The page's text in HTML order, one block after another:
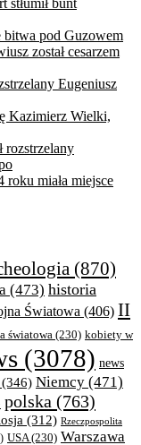
bitwa pod Guzowem
został cesarzem
Eugeniusz
Kazimierz Wielki,
rozstrzelany
roku miała miejsce
(870)
(473) historia
Światowa (406) II
światowa (230) kobiety w
(3078) news
(346) Niemcy (471)
polska (763)
(312) Rzeczpospolita
USA(230) Warszawa